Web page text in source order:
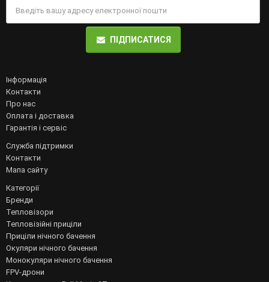
ПІДПИСАТИСЯ
Інформація
Контакти
Про нас
Оплата і доставка
Гарантія і сервіс
Служба підтримки
Контакти
Мапа сайту
Категорії
Бренди
Тепловізори
Тепловізійні приціли
Приціли нічного бачення
Окуляри нічного бачення
Монокуляри нічного бачення
FPV-дрони